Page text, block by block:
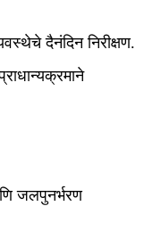
दैनंदिन निरीक्षण.
जलपुनर्भरण